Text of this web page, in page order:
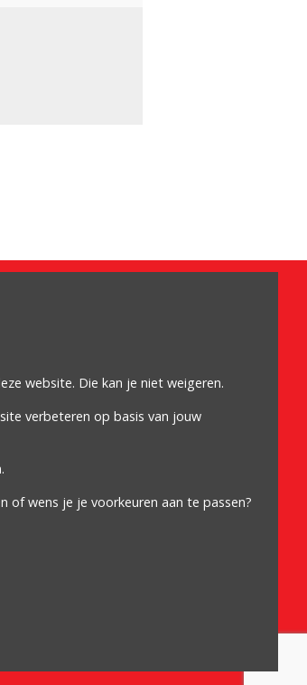
website. Die kan je niet weigeren.
verbeteren op basis van jouw
of wens je je voorkeuren aan te passen?
Cookiebeleid
Privacybeleid